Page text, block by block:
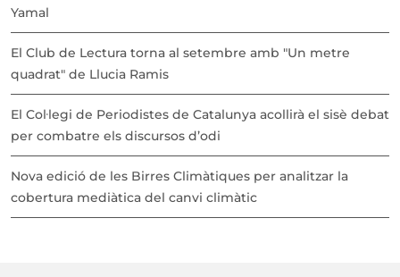
Yamal
El Club de Lectura torna al setembre amb "Un metre
quadrat" de Llucia Ramis
El Col·legi de Periodistes de Catalunya acollirà el sisè debat
per combatre els discursos d’odi
Nova edició de les Birres Climàtiques per analitzar la
cobertura mediàtica del canvi climàtic